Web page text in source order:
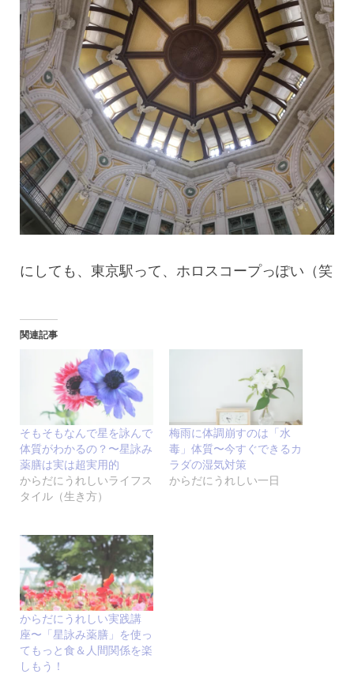
にしても、東京駅って、ホロスコープっぽい（笑
関連記事
そもそもなんで星を詠んで
体質がわかるの？〜星詠み
薬膳は実は超実用的
からだにうれしいライフス
タイル（生き方）
梅雨に体調崩すのは「水
毒」体質〜今すぐできるカ
ラダの湿気対策
からだにうれしい一日
からだにうれしい実践講
座〜「星詠み薬膳」を使っ
てもっと食＆人間関係を楽
しもう！